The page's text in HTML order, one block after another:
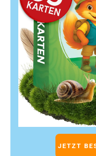
Du weißt, wie hart
Jede Website, jeder
von den
werden. Doch trotz
Online-Präsenzen
Ergebnisse. Warum?
an ihre Grenzen
Engine Optimizationins
die das Spiel verändert.
Die Pain-Points sind
Content-Erstellung,
JETZT